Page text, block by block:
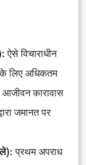
ऐसे विचाराधीन
के लिए अधिकतम
कारावास
जमानत पर
प्रथम अपराध